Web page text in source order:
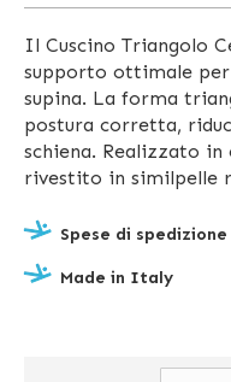
Il Cuscino Triangolo
supporto ottimale
supina. La forma
postura corretta,
schiena. Realizzato
rivestito in similpelle
Spese di
Made in Italy